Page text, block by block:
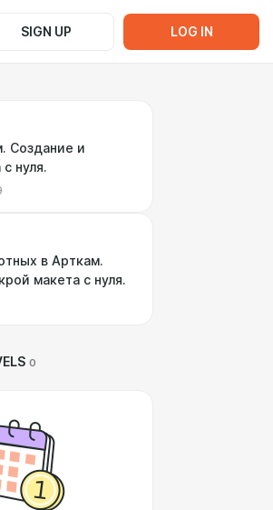
SIGN UP LOG IN
Создание и
нуля.
в Арткам.
макета с нуля.
0